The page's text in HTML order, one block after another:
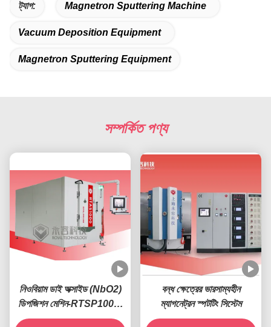
ট্যাগ: Magnetron Sputtering Machine
Vacuum Deposition Equipment
Magnetron Sputtering Equipment
সম্পর্কিত পণ্য
নিওবিয়াম ডাই অক্সাইড (NbO2)
ডিপজিশন মেশিন-RTSP1000-
Nb
বন্ধ ক্ষেত্রের ভারসাম্যহীন
ম্যাগনেট্রন স্পটটিং সিস্টেম